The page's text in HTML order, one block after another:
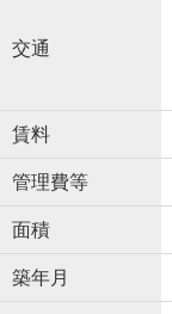
交通
賃料
管理費等
面積
築年月